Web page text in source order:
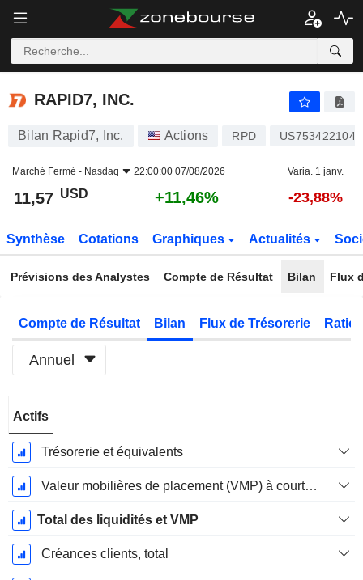
RAPID7, INC.
RAPID7, INC.
Bilan Rapid7, Inc. Actions RPD US7534221046
Marché Fermé - Nasdaq 22:00:00 07/08/2026 Varia. 1 janv.
11,57 USD +11,46% -23,88%
Synthèse Cotations Graphiques Actualités
Prévisions des Analystes Compte de Résultat Bilan Flux
Compte de Résultat Bilan Flux de Trésorerie
Annuel
Fiscale:
Décembre
Actifs
Trésorerie et équivalents
Valeur mobilières de placement (VMP) à court terme
Total des liquidités et VMP
Créances clients, total